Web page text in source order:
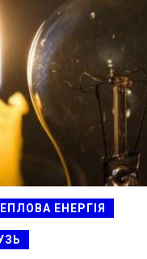
ЕНЕРГІЯ